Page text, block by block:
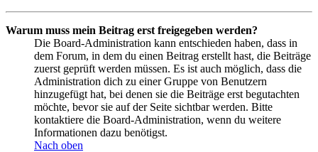
Warum muss mein Beitrag erst freigegeben werden?
Die Board-Administration kann entschieden haben, dass in
dem Forum, in dem du einen Beitrag erstellt hast, die Beiträge
zuerst geprüft werden müssen. Es ist auch möglich, dass die
Administration dich zu einer Gruppe von Benutzern
hinzugefügt hat, bei denen sie die Beiträge erst begutachten
möchte, bevor sie auf der Seite sichtbar werden. Bitte
kontaktiere die Board-Administration, wenn du weitere
Informationen dazu benötigst.
Nach oben